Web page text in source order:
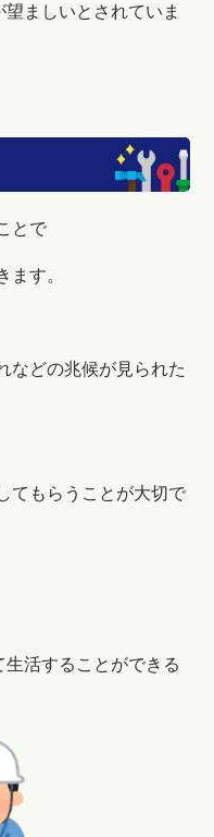
ましいとされていま
とで
ます。
などの兆候が見られた
てもらうことが大切で
生活することができる